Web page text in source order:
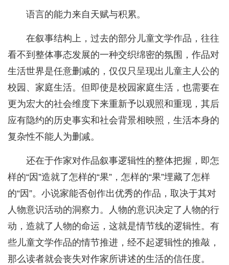
语言的能力来自天赋与积累。
在叙事结构上，过去的部分儿童文学作品，往往
看不到整体事态发展的一种交织绵密的氛围，作品对
生活世界是任意删减的，仅仅只呈现出儿童主人公的
校园、家庭生活。但即使是校园家庭生活，也需要在
更为宏大的社会维度下来重新予以观照和重现，其后
应有隐约的历史事实和社会背景相映照，生活本身的
复杂性不能人为删减。
还在于作家对作品叙事逻辑性的整体把握，即怎
样的“因”造就了怎样的“果”，怎样的“果”埋藏了怎样
的“因”。小说家能否创作出优秀的作品，取决于其对
人物意识活动的洞察力。人物的意识决定了人物的行
动，造就了人物的命运，这就是情节线的逻辑性。有
些儿童文学作品的情节推进，经不起逻辑性的推敲，
那么读者就会丧失对作家所讲述的生活的信任度。